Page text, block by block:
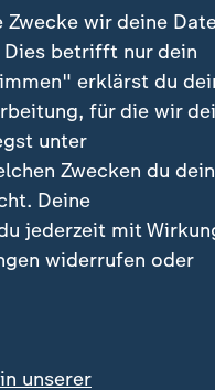
es bis heute
Dr.
mit der Heimat, auch
mit
Bis heute kämen
die etwa in den
durchlief
wir deine
betrifft nur dein
erklärst du
für die wir
unter
Zwecken du
Deine
jederzeit mit
widerrufen oder
unserer